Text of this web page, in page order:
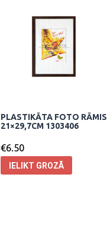
PLASTIKĀTA FOTO
21×29,7CM 1303406
€6.50
IELIKT GROZĀ